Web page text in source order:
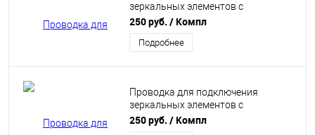
зеркальных элементов с
подогревом Лада Калина
250 руб. / Компл
Подробнее
Проводка для подключения
зеркальных элементов с
подогревом Лада Гранта
250 руб. / Компл